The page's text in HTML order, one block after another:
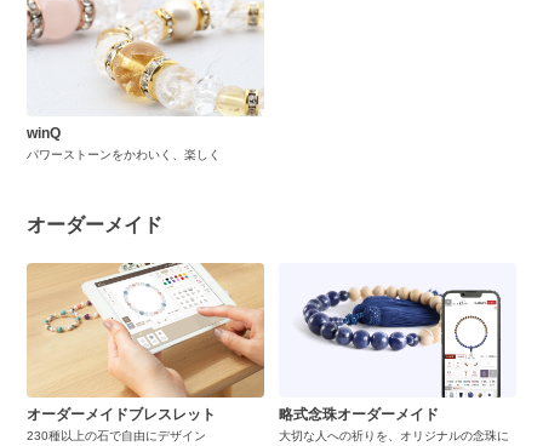
winQ
パワーストーンをかわいく、楽しく
オーダーメイド
オーダーメイドブレスレット
230種以上の石で自由にデザイン
略式念珠オーダーメイド
大切な人への祈りを、オリジナルの念珠に